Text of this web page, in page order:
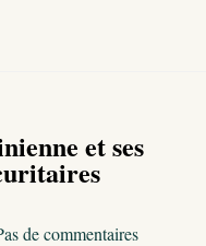
et ses
de commentaires